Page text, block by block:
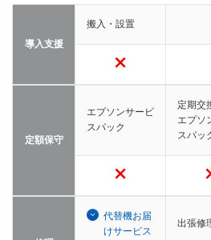
導入支援
搬入・設置
定額保守
エプソンサービ
スパック
定期交
エプソ
スパッ
代替機お届
けサービス
出張修